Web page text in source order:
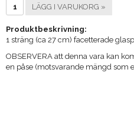
LÄGG I VARUKORG »
Produktbeskrivning:
1 sträng (ca 27 cm) facetterade
OBSERVERA att denna vara kan
en påse (motsvarande mängd som